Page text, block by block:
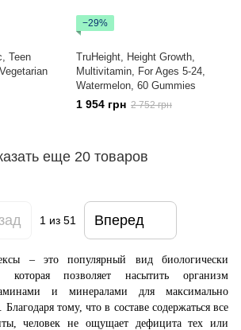
Teen
−29%
TruHeight, Height Growth,
Multivitamin, For Ages 5-24,
Watermelon, 60 Gummies
1 954 грн 2 752 грн
еще 20 товаров
1 из 51 Вперед
– это популярный вид биологически
которая позволяет насытить организм
и минералами для максимально
тому, что в составе содержаться все
человек не ощущает дефицита тех или